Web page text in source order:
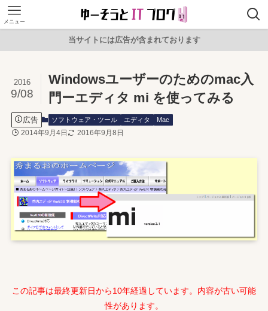
メニュー
当サイトには広告が含まれております
Windowsユーザーのためのmac入
門ーエディタ mi を使ってみる
2016
9/08
広告 ソフトウェア・ツール エディタ Mac
2014年9月4日 2016年9月8日
この記事は最終更新日から10年経過しています。内容が古い可能
性があります。